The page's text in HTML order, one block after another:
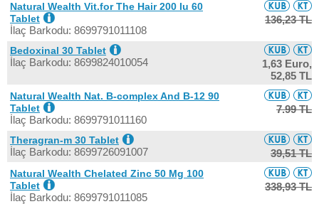
Natural Wealth Vit.for The Hair 200 Iu 60
Tablet
İlaç Barkodu: 8699791011108
136,23 TL
Bedoxinal 30 Tablet
İlaç Barkodu: 8699824010054
1,63 Euro,
52,85 TL
Natural Wealth Nat. B-complex And B-12 90
Tablet
İlaç Barkodu: 8699791011160
7.99 TL
Theragran-m 30 Tablet
İlaç Barkodu: 8699726091007 39,51 TL
Natural Wealth Chelated Zinc 50 Mg 100
Tablet
İlaç Barkodu: 8699791011085
338,93 TL